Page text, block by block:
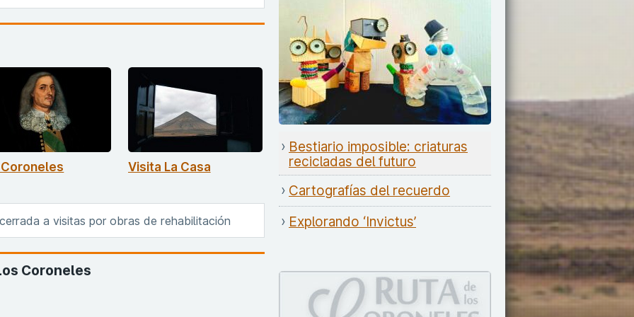
Visita La Casa
a visitas por obras de rehabilitación
Coroneles
Bestiario imposible: criaturas
recicladas del futuro
Cartografías del recuerdo
Explorando ‘Invictus’